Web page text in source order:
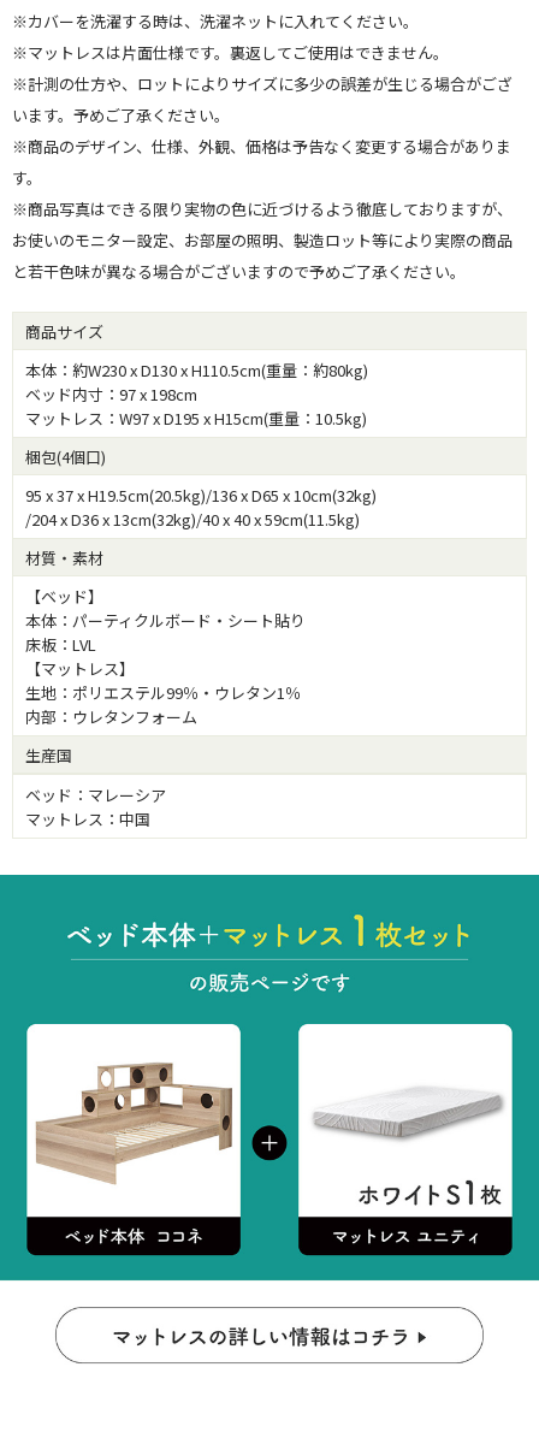
※カバーを洗濯する時は、洗濯ネットに入れてください。
※マットレスは片面仕様です。裏返してご使用はできません。
※計測の仕方や、ロットによりサイズに多少の誤差が生じる場合がござ
います。予めご了承ください。
※商品のデザイン、仕様、外観、価格は予告なく変更する場合がありま
す。
※商品写真はできる限り実物の色に近づけるよう徹底しておりますが、
お使いのモニター設定、お部屋の照明、製造ロット等により実際の商品
と若干色味が異なる場合がございますので予めご了承ください。
商品サイズ
本体：約W230 x D130 x H110.5cm(重量：約80kg)
ベッド内寸：97 x 198cm
マットレス：W97 x D195 x H15cm(重量：10.5kg)
梱包(4個口)
95 x 37 x H19.5cm(20.5kg)/136 x D65 x 10cm(32kg)
/204 x D36 x 13cm(32kg)/40 x 40 x 59cm(11.5kg)
材質・素材
【ベッド】
本体：パーティクルボード・シート貼り
床板：LVL
【マットレス】
生地：ポリエステル99％・ウレタン1％
内部：ウレタンフォーム
生産国
ベッド：マレーシア
マットレス：中国